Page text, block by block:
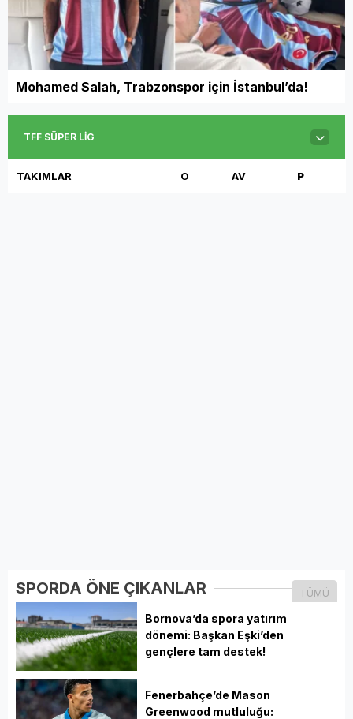
Mohamed Salah, Trabzonspor için İstanbul’da!
TFF SÜPER LIG
TAKIMLAR O AV P
SPORDA ÖNE ÇIKANLAR TÜMÜ
Bornova’da spora yatırım
dönemi: Başkan Eşki’den
gençlere tam destek!
Fenerbahçe’de Mason
Greenwood mutluluğu: